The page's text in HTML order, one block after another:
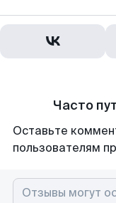
Часто
Оставьте
пользователям